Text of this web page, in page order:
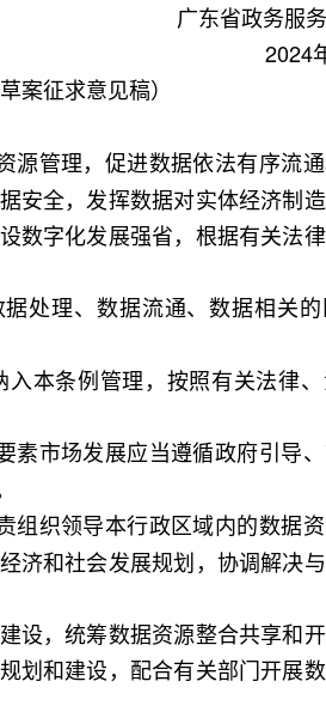
广东省政务服务
2024年10
案征求意见稿）
管理，促进数据依法有序流
安全，发挥数据对实体经济制
字化发展强省，根据有关法律
处理、数据流通、数据相关
本条例管理，按照有关法律
市场发展应当遵循政府引导
织领导本行政区域内的数据
济和社会发展规划，协调解决
，统筹数据资源整合共享和
划和建设，配合有关部门开展